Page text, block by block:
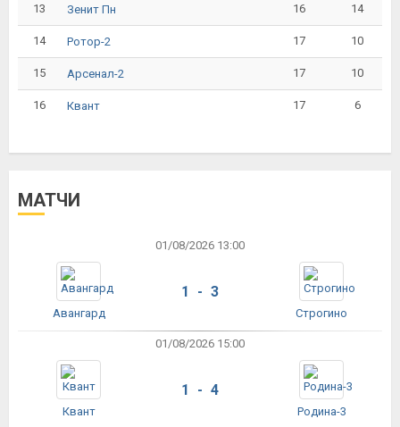
13 Зенит Пн 16 14
14 Ротор-2 17 10
15 Арсенал-2 17 10
16 Квант 17 6
МАТЧИ
01/08/2026 13:00
Авангард
1 - 3
Строгино
01/08/2026 15:00
Квант
1 - 4
Родина-3